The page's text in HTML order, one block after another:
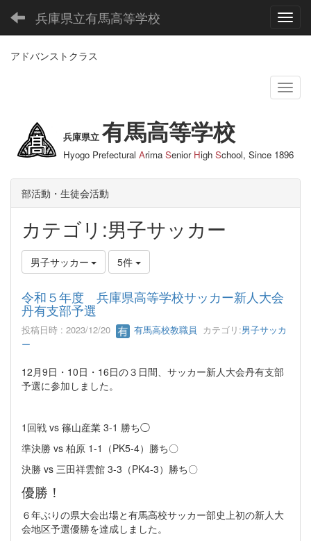
兵庫県立有馬高等学校
アドバンストクラス
兵庫県立 有馬高等学校
Hyogo Prefectural Arima Senior High School, Since 1896
部活動・生徒会活動
カテゴリ:男子サッカー
男子サッカー 5件
令和５年度 兵庫県高等学校サッカー新人大会
丹有支部予選
投稿日時 : 2023/12/20 有馬高校教職員 カテゴリ:男子サッカ
ー
12月9日・10日・16日の３日間、サッカー新人大会丹有支部
予選に参加しました。
1回戦 vs 篠山産業 3-1 勝ち◯
準決勝 vs 柏原 1-1（PK5-4）勝ち〇
決勝 vs 三田祥雲館 3-3（PK4-3）勝ち〇
優勝！
６年ぶりの県大会出場と有馬高校サッカー部史上初の新人大
会地区予選優勝を達成しました。